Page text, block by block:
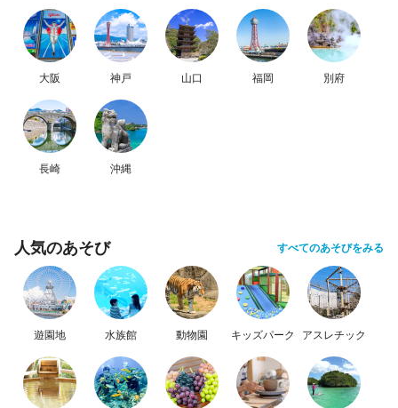
大阪 神戸 山口 福岡 別府
長崎 沖縄
人気のあそび すべてのあそびをみる
遊園地 水族館 動物園 キッズパーク アスレチック